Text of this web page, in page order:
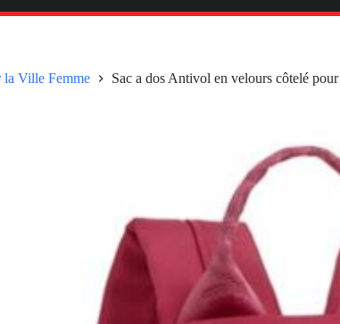
la Ville Femme Sac a dos Antivol en velours côtelé